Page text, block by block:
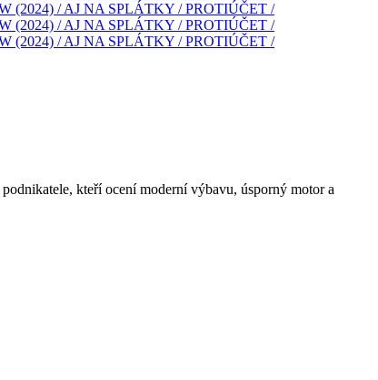
kteří ocení moderní výbavu, úsporný motor a